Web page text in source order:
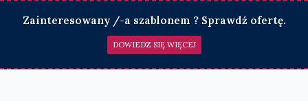
Zainteresowany /-a szablonem ? Sprawdź ofertę.
DOWIEDZ SIĘ WIĘCEJ